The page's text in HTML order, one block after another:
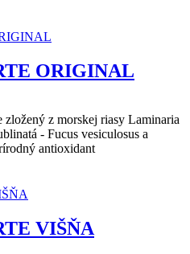
ORIGINAL
z morskej riasy Laminaria
- Fucus vesiculosus a
antioxidant
VIŠŇA